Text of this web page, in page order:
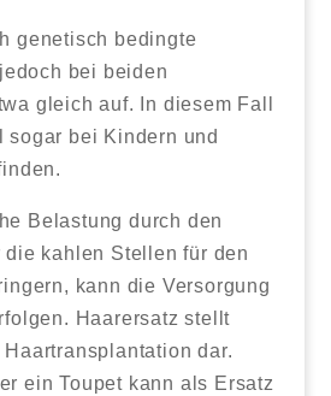
genetisch bedingte
bei beiden
gleich auf. In diesem Fall
sogar bei Kindern und
Belastung durch den
die kahlen Stellen für den
kann die Versorgung
Haarersatz stellt
dar.
ein Toupet kann als Ersatz